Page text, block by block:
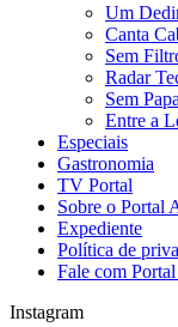
Um
Canta
Sem
Radar
Sem
Entre a
Especiais
Gastronomia
TV Portal
Sobre o Portal
Expediente
Política de
Fale com
Instagram